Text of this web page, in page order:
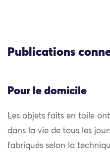
Publications
Pour le domicile
Les objets faits en toile
dans la vie de tous les
fabriqués selon la